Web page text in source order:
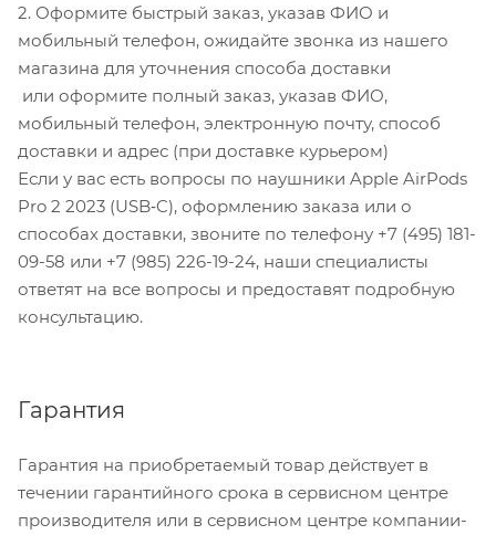
2. Оформите быстрый заказ, указав ФИО и
мобильный телефон, ожидайте звонка из нашего
магазина для уточнения способа доставки
или оформите полный заказ, указав ФИО,
мобильный телефон, электронную почту, способ
доставки и адрес (при доставке курьером)
Если у вас есть вопросы по наушники Apple AirPods
Pro 2 2023 (USB‑C), оформлению заказа или о
способах доставки, звоните по телефону +7 (495) 181-
09-58 или +7 (985) 226-19-24, наши специалисты
ответят на все вопросы и предоставят подробную
консультацию.
Гарантия
Гарантия на приобретаемый товар действует в
течении гарантийного срока в сервисном центре
производителя или в сервисном центре компании-